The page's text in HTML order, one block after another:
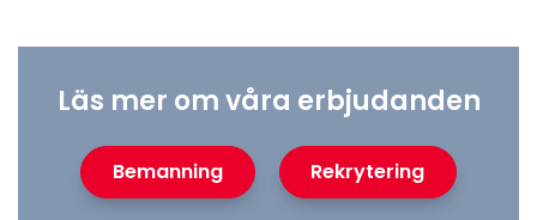
Läs mer om våra erbjudanden
Bemanning Rekrytering